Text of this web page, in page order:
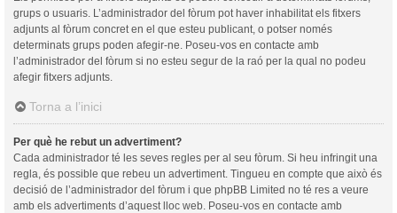
grups o usuaris. L’administrador del fòrum pot haver inhabilitat els fitxers
adjunts al fòrum concret en el que esteu publicant, o potser només
determinats grups poden afegir-ne. Poseu-vos en contacte amb
l’administrador del fòrum si no esteu segur de la raó per la qual no podeu
afegir fitxers adjunts.
Torna a l’inici
Per què he rebut un advertiment?
Cada administrador té les seves regles per al seu fòrum. Si heu infringit una
regla, és possible que rebeu un advertiment. Tingueu en compte que això és
decisió de l’administrador del fòrum i que phpBB Limited no té res a veure
amb els advertiments d’aquest lloc web. Poseu-vos en contacte amb